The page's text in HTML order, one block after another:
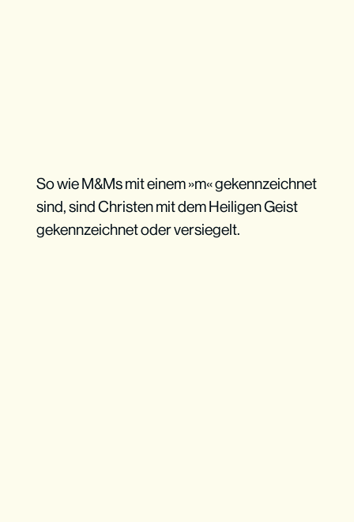
So wie M&Ms mit einem »m« gekennzeichnet
sind, sind Christen mit dem Heiligen Geist
gekennzeichnet oder versiegelt.